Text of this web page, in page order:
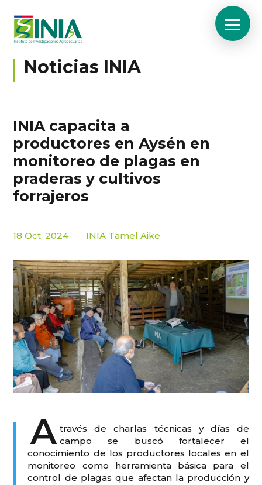
Noticias INIA
INIA capacita a
productores en Aysén en
monitoreo de plagas en
praderas y cultivos
forrajeros
18 Oct, 2024 INIA Tamel Aike
A través de charlas técnicas y días de
campo se buscó fortalecer el
conocimiento de los productores locales en el
monitoreo como herramienta básica para el
control de plagas que afectan la producción y